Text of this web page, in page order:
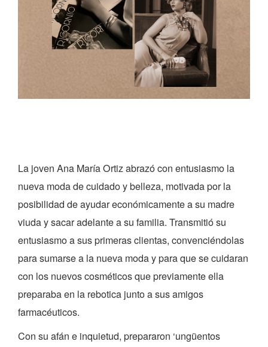
La joven Ana María Ortiz abrazó con entusiasmo la
nueva moda de cuidado y belleza, motivada por la
posibilidad de ayudar económicamente a su madre
viuda y sacar adelante a su familia. Transmitió su
entusiasmo a sus primeras clientas, convenciéndolas
para sumarse a la nueva moda y para que se cuidaran
con los nuevos cosméticos que previamente ella
preparaba en la rebotica junto a sus amigos
farmacéuticos.
Con su afán e inquietud, prepararon ‘ungüentos